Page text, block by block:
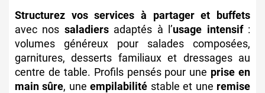
Structurez vos services à partager et buffets
avec nos saladiersadaptés à l’usage intensif:
volumes généreux pour salades composées,
garnitures, desserts familiaux et dressages au
centre de table. Profils pensés pour une prise en
main sûre, uneempilabilité stable et une remise